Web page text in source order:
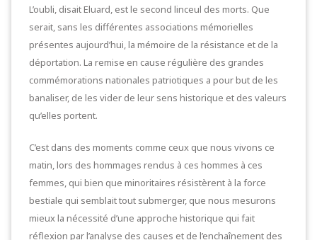
L’oubli, disait Eluard, est le second linceul des morts. Que
serait, sans les différentes associations mémorielles
présentes aujourd’hui, la mémoire de la résistance et de la
déportation. La remise en cause régulière des grandes
commémorations nationales patriotiques a pour but de les
banaliser, de les vider de leur sens historique et des valeurs
qu’elles portent.
C’est dans des moments comme ceux que nous vivons ce
matin, lors des hommages rendus à ces hommes à ces
femmes, qui bien que minoritaires résistèrent à la force
bestiale qui semblait tout submerger, que nous mesurons
mieux la nécessité d’une approche historique qui fait
réflexion par l’analyse des causes et de l’enchaînement des